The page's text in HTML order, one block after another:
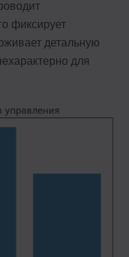
фиксирует
детальную
для